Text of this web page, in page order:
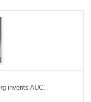
invents AUC,